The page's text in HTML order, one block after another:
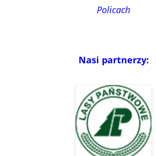
Policach
Nasi partnerzy: